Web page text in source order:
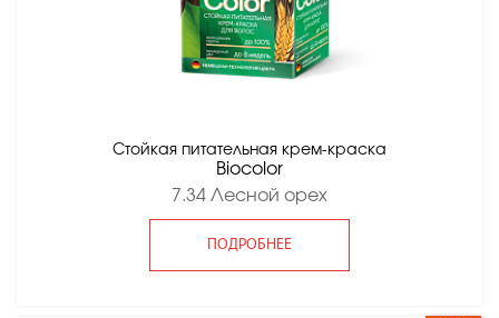
Стойкая питательная крем-краска
Вiocolor
7.34 Лесной орех
ПОДРОБНЕЕ